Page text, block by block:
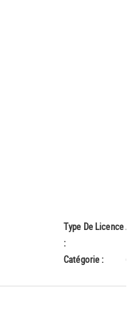
Type De Licence
:
A
Catégorie :